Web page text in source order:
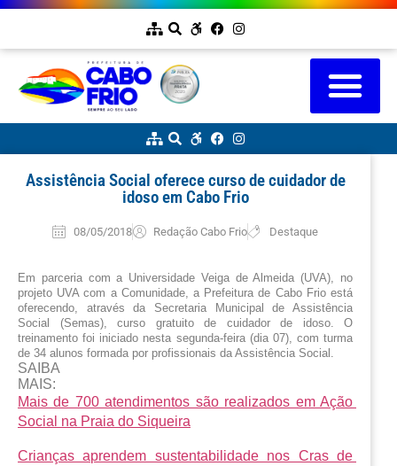
Assistência Social oferece curso de cuidador de
idoso em Cabo Frio
08/05/2018 Redação Cabo Frio Destaque
Em parceria com a Universidade Veiga de Almeida (UVA), no
projeto UVA com a Comunidade, a Prefeitura de Cabo Frio está
oferecendo, através da Secretaria Municipal de Assistência
Social (Semas), curso gratuito de cuidador de idoso. O
treinamento foi iniciado nesta segunda-feira (dia 07), com turma
de 34 alunos formada por profissionais da Assistência Social.
SAIBA
MAIS:
Mais de 700 atendimentos são realizados em Ação
Social na Praia do Siqueira
Crianças aprendem sustentabilidade nos Cras de